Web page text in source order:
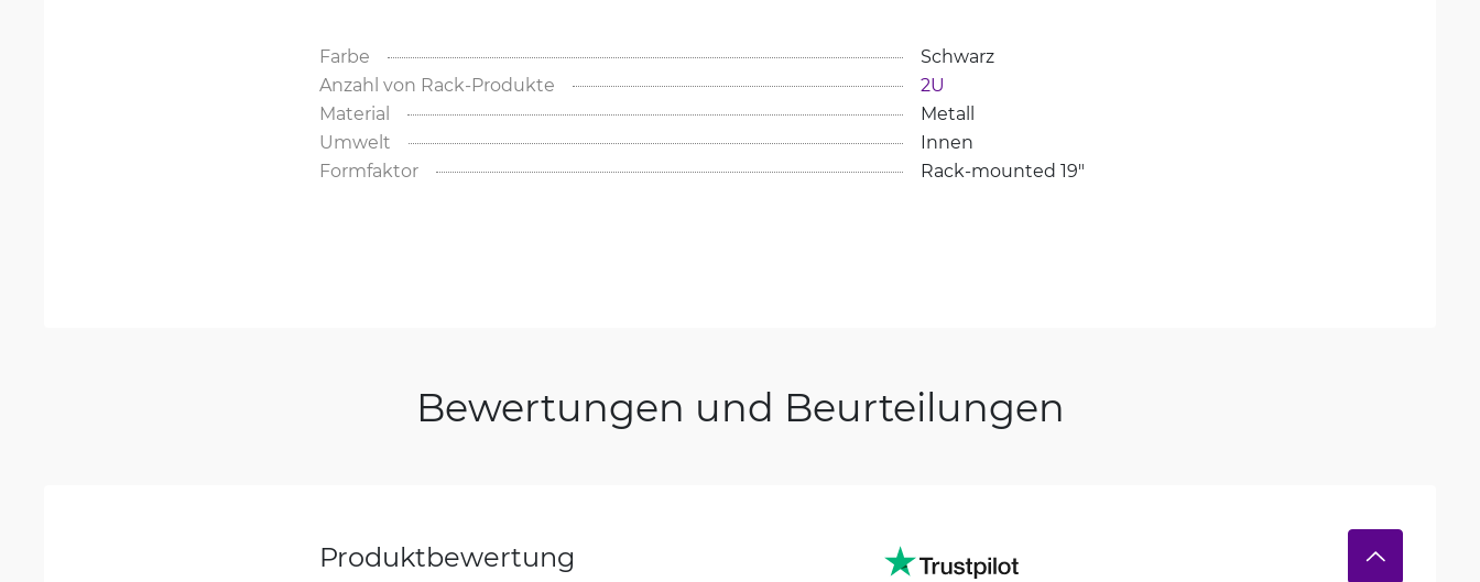
Farbe
Schwarz
Anzahl von Rack-Produkte
2U
Material
Metall
Umwelt
Innen
Formfaktor
Rack-mounted 19"
Bewertungen und Beurteilungen
Produktbewertung